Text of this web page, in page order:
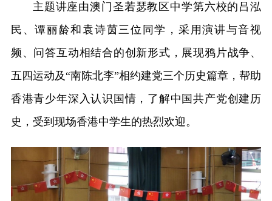
主题讲座由澳门圣若瑟教区中学第六校的吕泓
民、谭丽龄和袁诗茵三位同学，采用演讲与音视
频、问答互动相结合的创新形式，展现鸦片战争、
五四运动及“南陈北李”相约建党三个历史篇章，帮助
香港青少年深入认识国情，了解中国共产党创建历
史，受到现场香港中学生的热烈欢迎。